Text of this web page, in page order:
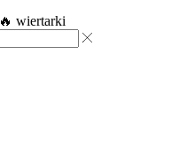
🔥 wiertarki